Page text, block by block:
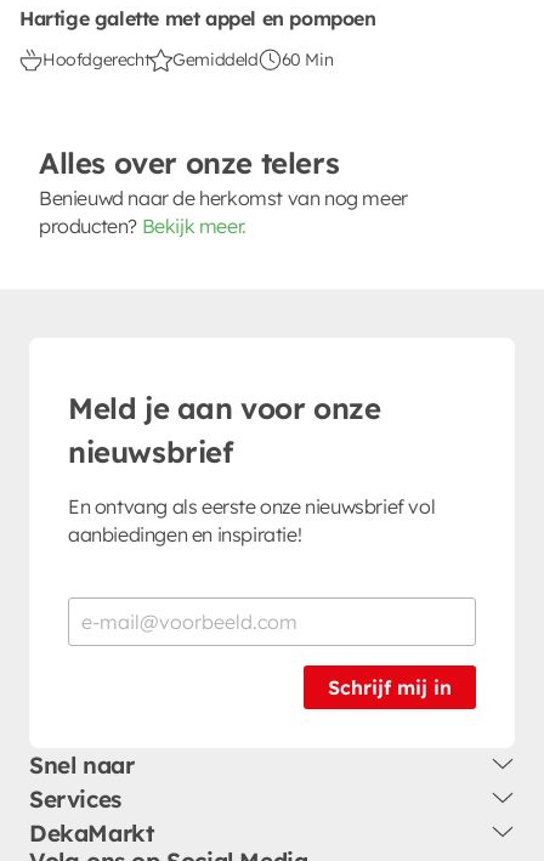
Hartige galette met appel en pompoen
Hoofdgerecht Gemiddeld 60 Min
Alles over onze telers
Benieuwd naar de herkomst van nog meer
producten? Bekijk meer.
Meld je aan voor onze
nieuwsbrief
En ontvang als eerste onze nieuwsbrief vol
aanbiedingen en inspiratie!
Schrijf mij in
Snel naar
Services
DekaMarkt